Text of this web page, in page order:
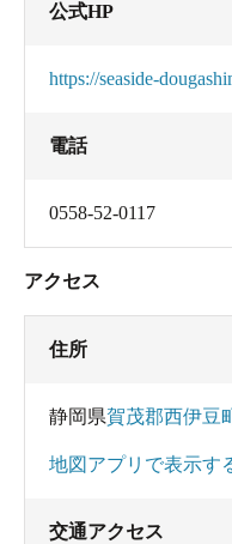
公式HP
https://seaside-
電話
0558-52-0117
アクセス
住所
静岡県賀茂郡西伊豆
地図アプリで表示す
交通アクセス